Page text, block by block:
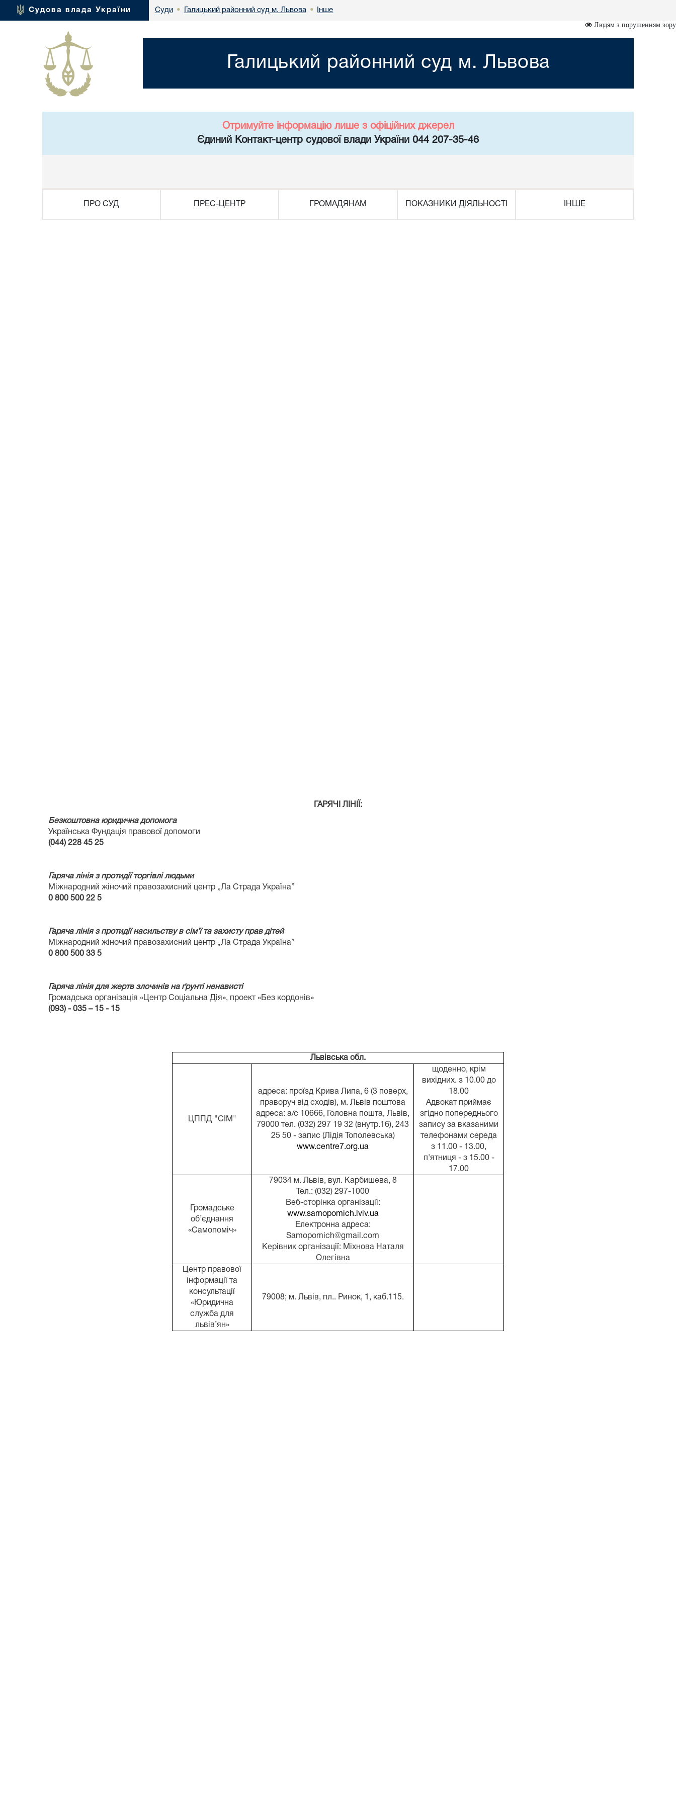
Судова влада України Суди • Галицький районний суд м. Львова • Інше
Людям з порушенням зору
Галицький районний суд м. Львова
Отримуйте інформацію лише з офіційних джерел
Єдиний Контакт-центр судової влади України 044 207-35-46
ПРО СУД ПРЕС-ЦЕНТР ГРОМАДЯНАМ ПОКАЗНИКИ ДІЯЛЬНОСТІ ІНШЕ
ГАРЯЧ І ЛІНІЇ:
Безкоштовна юридична допомога
Українська Фундація правової допомоги
(044) 228 45 25
Гаряча лінія з протидії торгівлі людьми
Міжнародний жіночий правозахисний центр „Ла Страда Україна”
0 800 500 22 5
Гаряча лінія з протидії насильству в сім’ї та захисту прав дітей
Міжнародний жіночий правозахисний центр „Ла Страда Україна”
0 800 500 33 5
Гаряча лінія для жертв злочинів на ґрунті ненависті
Громадська організація «Центр Соціальна Дія», проект «Без кордонів»
(093) - 035 – 15 - 15
Львівська обл.
ЦППД "СІМ"
адреса: проїзд Крива Липа, 6 (3 поверх,
праворуч від сходів), м. Львів поштова
адреса: а/с 10666, Головна пошта, Львів,
79000 тел. (032) 297 19 32 (внутр.16), 243
25 50 - запис (Лідія Тополевська)
www.centre7.org.ua
щоденно, крім
вихідних. з 10.00 до
18.00
Адвокат приймає
згідно попереднього
запису за вказаними
телефонами середа
з 11.00 - 13.00,
п'ятниця - з 15.00 -
17.00
Громадське
об’єднання
«Самопоміч»
79034 м. Львів, вул. Карбишева, 8
Тел.: (032) 297-1000
Веб-сторінка організації:
www.samopomich.lviv.ua
Електронна адреса:
Samopomich@gmail.com
Керівник організації: Міхнова Наталя
Олегівна
Центр правової
інформації та
консультації
«Юридична
служба для
львів’ян»
79008; м. Львів, пл.. Ринок, 1, каб.115.